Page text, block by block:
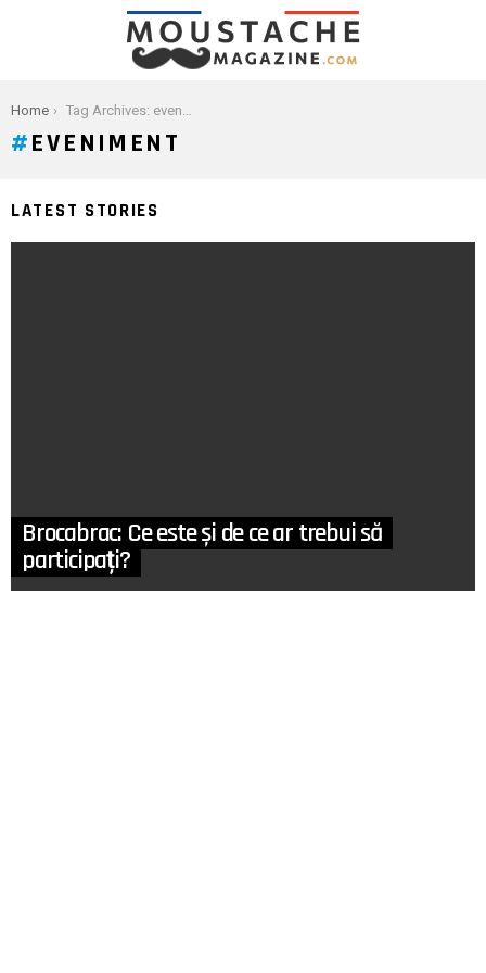
You are here:
Home Tag Archives: eveniment
EVENIMENT
LATEST STORIES
Brocabrac: Ce este și de ce ar trebui să
participați?